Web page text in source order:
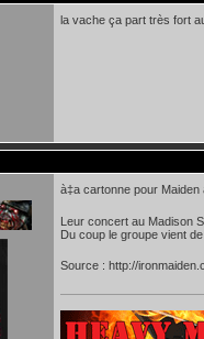
la vache ça part très fort
à‡a cartonne pour Maiden
Leur concert au Madison
Du coup le groupe vient
Source : http://